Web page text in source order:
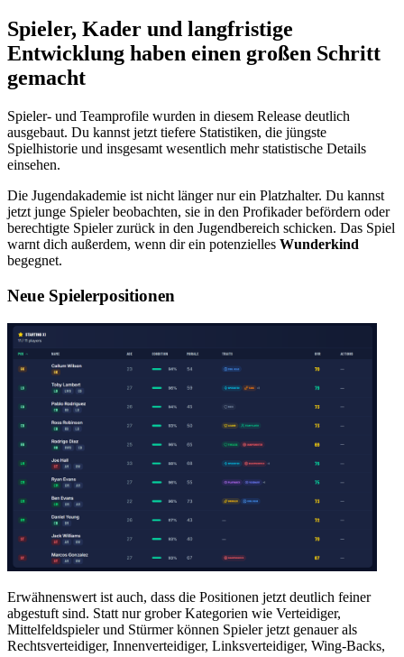
Spieler, Kader und langfristige
Entwicklung haben einen großen Schritt
gemacht
Spieler- und Teamprofile wurden in diesem Release deutlich
ausgebaut. Du kannst jetzt tiefere Statistiken, die jüngste
Spielhistorie und insgesamt wesentlich mehr statistische Details
einsehen.
Die Jugendakademie ist nicht länger nur ein Platzhalter. Du kannst
jetzt junge Spieler beobachten, sie in den Profikader befördern oder
berechtigte Spieler zurück in den Jugendbereich schicken. Das Spiel
warnt dich außerdem, wenn dir ein potenzielles Wunderkind
begegnet.
Neue Spielerpositionen
Erwähnenswert ist auch, dass die Positionen jetzt deutlich feiner
abgestuft sind. Statt nur grober Kategorien wie Verteidiger,
Mittelfeldspieler und Stürmer können Spieler jetzt genauer als
Rechtsverteidiger, Innenverteidiger, Linksverteidiger, Wing-Backs,